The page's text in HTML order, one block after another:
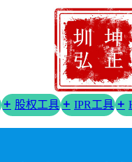
股权工具 IPR工具